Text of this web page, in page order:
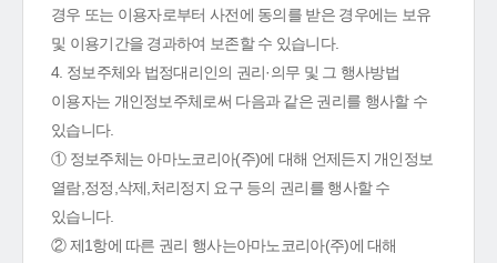
경우 또는 이용자로부터 사전에 동의를 받은 경우에는 보유
및 이용기간을 경과하여 보존할 수 있습니다.
4. 정보주체와 법정대리인의 권리·의무 및 그 행사방법
이용자는 개인정보주체로써 다음과 같은 권리를 행사할 수
있습니다.
① 정보주체는 아마노코리아(주)에 대해 언제든지 개인정보
열람,정정,삭제,처리정지 요구 등의 권리를 행사할 수
있습니다.
② 제1항에 따른 권리 행사는아마노코리아(주)에 대해